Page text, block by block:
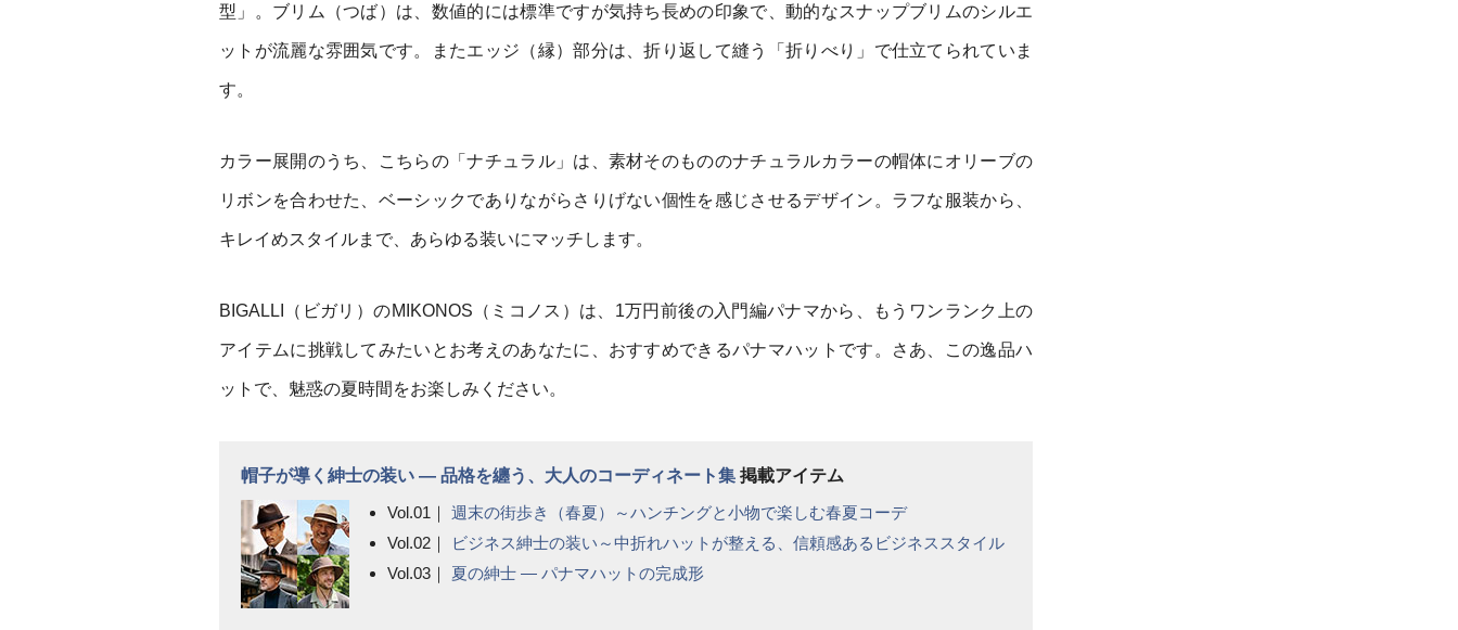
型」。ブリム（つば）は、数値的には標準ですが気持ち長めの印象で、動的なスナップブリムのシルエ
ットが流麗な雰囲気です。またエッジ（縁）部分は、折り返して縫う「折りべり」で仕立てられていま
す。
カラー展開のうち、こちらの「ナチュラル」は、素材そのもののナチュラルカラーの帽体にオリーブの
リボンを合わせた、ベーシックでありながらさりげない個性を感じさせるデザイン。ラフな服装から、
キレイめスタイルまで、あらゆる装いにマッチします。
BIGALLI（ビガリ）のMIKONOS（ミコノス）は、1万円前後の入門編パナマから、もうワンランク上の
アイテムに挑戦してみたいとお考えのあなたに、おすすめできるパナマハットです。さあ、この逸品ハ
ットで、魅惑の夏時間をお楽しみください。
帽子が導く紳士の装い ― 品格を纏う、大人のコーディネート集 掲載アイテム
Vol.01｜ 週末の街歩き（春夏）～ハンチングと小物で楽しむ春夏コーデ
Vol.02｜
ビジネス紳士の装い～中折れハットが整える、信頼感あるビジネススタイル
Vol.03｜ 夏の紳士 ― パナマハットの完成形